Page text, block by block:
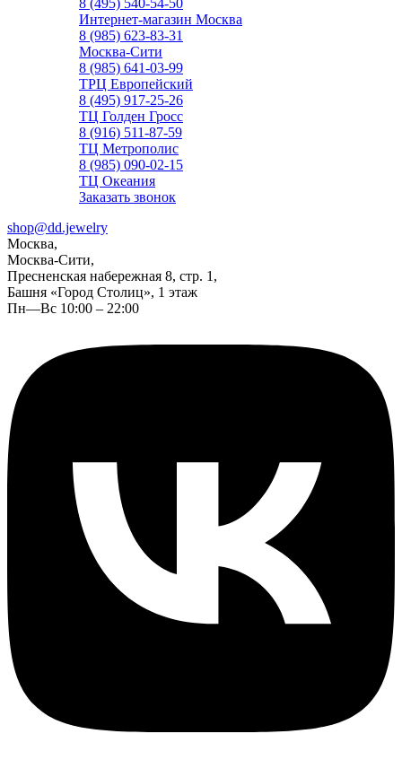
8 (495) 540-54-50
Интернет-магазин Москва
8 (985) 623-83-31
Москва-Сити
8 (985) 641-03-99
ТРЦ Европейский
8 (495) 917-25-26
ТЦ Голден Гросс
8 (916) 511-87-59
ТЦ Метрополис
8 (985) 090-02-15
ТЦ Океания
Заказать звонок
shop@dd.jewelry
Москва,
Москва-Сити,
Пресненская набережная 8, стр. 1,
Башня «Город Столиц», 1 этаж
Пн—Вс 10:00 – 22:00